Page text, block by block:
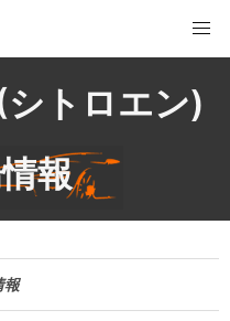
トロエン)
報
報